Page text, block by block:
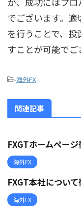
でございます。
を行うことで、
すことが可能でご
-海外FX
関連記事
FXGTホームペー
海外FX
FXGT本社につい
海外FX